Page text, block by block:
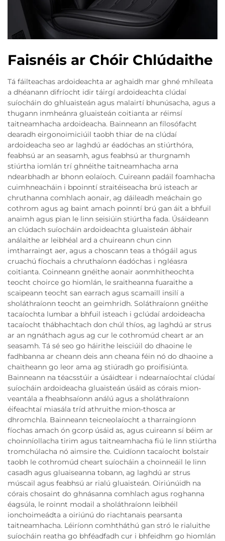
Faisnéis ar Chóir Chlúdaithe
Tá fáilteachas ardoideachta ar aghaidh mar ghné mhíleata
a dhéanann difríocht idir táirgí ardoideachta clúdaí
suíocháin do ghluaisteán agus malairtí bhunúsacha, agus a
thugann inmheánra gluaisteán coitianta ar réimsí
taitneamhacha ardoideacha. Bainneann an fílosófacht
dearadh eirgonoimiciúil taobh thiar de na clúdaí
ardoideacha seo ar laghdú ar éadóchas an stiúrthóra,
feabhsú ar an seasamh, agus feabhsú ar thurgnamh
stiúrtha iomlán trí ghnéithe taitneamhacha arna
ndearbhadh ar bhonn eolaíoch. Cuireann padáil foamhacha
cuimhneacháin i bpoinntí straitéiseacha brú isteach ar
chruthanna comhlach aonair, ag dáileadh meáchain go
cothrom agus ag baint amach poinntí brú gan áit a bhfuil
anaimh agus pian le linn seisiúin stiúrtha fada. Úsáideann
an clúdach suíocháin ardoideachta gluaisteán ábhair
análaithe ar leibhéal ard a chuireann chun cinn
imtharraingt aer, agus a choscann teas a thógáil agus
cruachú fíochais a chruthaíonn éadóchas i ngléasra
coitianta. Coinneann gnéithe aonair aonmhitheochta
teocht choirce go hiomlán, le sraitheanna fuaraithe a
scaipeann teocht san earrach agus scamaill insilí a
sholáthraíonn teocht an geimhridh. Soláthraíonn gnéithe
tacaíochta lumbar a bhfuil isteach i gclúdaí ardoideacha
tacaíocht thábhachtach don chúl thíos, ag laghdú ar strus
ar an ngnáthach agus ag cur le cothromúd cheart ar an
seasamh. Tá sé seo go háirithe leisciúil do dhaoine le
fadhbanna ar cheann deis ann cheana féin nó do dhaoine a
chaitheann go leor ama ag stiúradh go proifisiúnta.
Bainneann na téacsstúir a úsáidtear i ndearnaíochtaí clúdaí
suíocháin ardoideacha gluaisteán úsáid as córais mion-
veantála a fheabhsaíonn análú agus a sholáthraíonn
éifeachtaí miasála tríd athruithe mion-thosca ar
dhromchla. Bainneann teicneolaíocht a tharraingíonn
fíochas amach ón gcorp úsáid as, agus cuireann sí béim ar
choinníollacha tirim agus taitneamhacha fiú le linn stiúrtha
tromchúlacha nó aimsire the. Cuidíonn tacaíocht bolstair
taobh le cothromúd cheart suíocháin a choinneáil le linn
casadh agus gluaiseanna tobann, ag laghdú ar strus
múscail agus feabhsú ar rialú gluaisteán. Oiriúnúidh na
córais chosaint do ghnásanna comhlach agus roghanna
éagsúla, le roinnt modail a sholáthraíonn leibhéil
ionchoimeádta a oiriúnú do riachtanais pearsanta
taitneamhacha. Léiríonn comhtháthú gan stró le rialuithe
suíocháin reatha go bhféadfadh cur i bhfeidhm go hiomlán